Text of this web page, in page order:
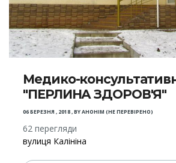
Медико-
"ПЕРЛИНА ЗДОРОВ'Я"
06 БЕРЕЗНЯ , 2018,BYАНОНІМ (НЕ ПЕРЕВІРЕНО)
62 перегляди
вулиця Калініна